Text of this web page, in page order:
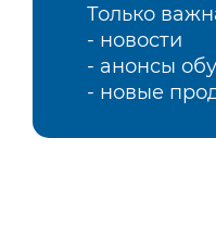
Только
- новости
- анонсы
- новые